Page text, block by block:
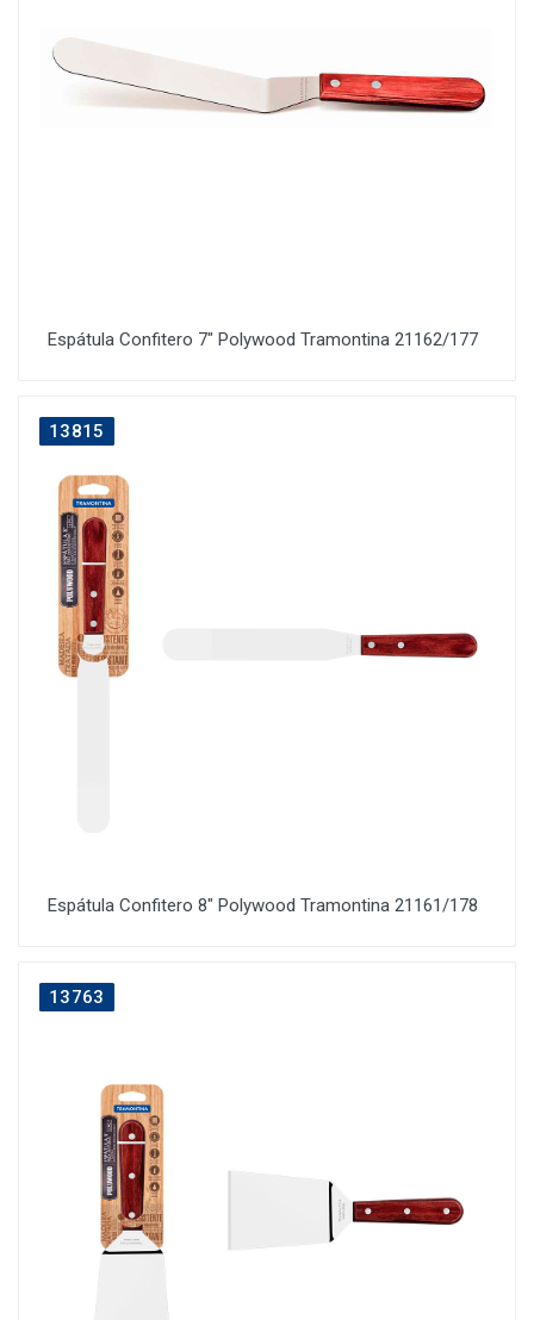
Espátula Confitero 7" Polywood Tramontina 21162/177
13815
Espátula Confitero 8" Polywood Tramontina 21161/178
13763